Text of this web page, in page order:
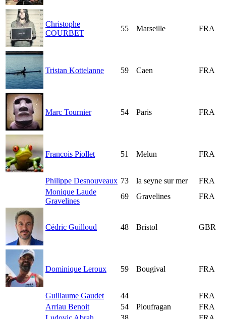
Christophe
COURBET
55 Marseille FRA
Tristan Kottelanne 59 Caen FRA
Marc Tournier 54 Paris FRA
Francois Piollet 51 Melun FRA
Philippe Desnouveaux 73 la seyne sur mer
FRA
Monique Laude
Gravelines
69 Gravelines FRA
Cédric Guilloud 48 Bristol GBR
Dominique Leroux 59 Bougival FRA
Guillaume Gaudet 44
FRA
Arriau Benoit
54 Ploufragan
FRA